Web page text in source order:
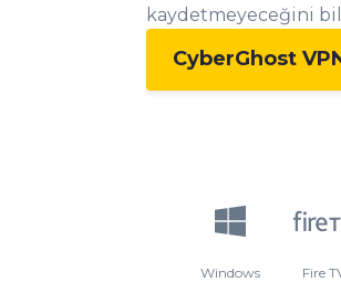
kaydetmeyeceğini
CyberGhost
Windows Fire